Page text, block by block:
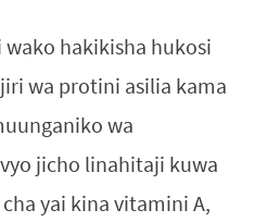
hakikisha hukosi
wa protini asilia kama
wa
jicho linahitaji kuwa
yai kina vitamini A,